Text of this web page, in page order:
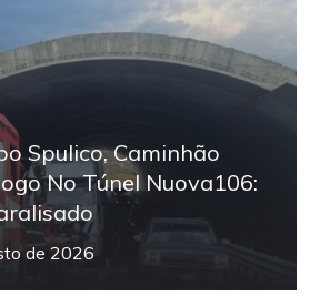
Spulico, Caminhão
No Túnel Nuova106:
de 2026